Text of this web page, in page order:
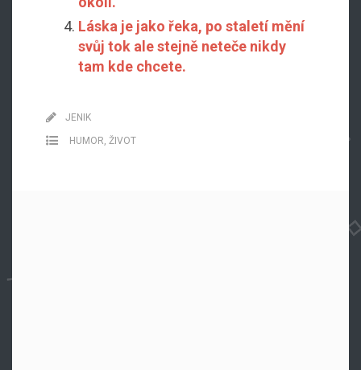
Láska je jako řeka, po staletí mění
svůj tok ale stejně neteče nikdy
tam kde chcete.
JENIK
HUMOR ŽIVOT